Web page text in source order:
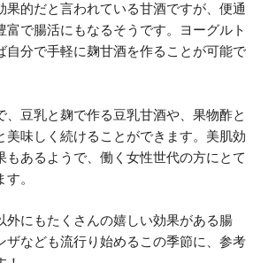
果的だと言われている甘酒ですが、便通
富で腸活にもなるそうです。ヨーグルト
自分で手軽に麹甘酒を作ることが可能で
、豆乳と麹で作る豆乳甘酒や、果物酢と
美味しく続けることができます。美肌効
もあるようで、働く女性世代の方にとて
。
外にもたくさんの嬉しい効果がある腸
ザなども流行り始めるこの季節に、参考